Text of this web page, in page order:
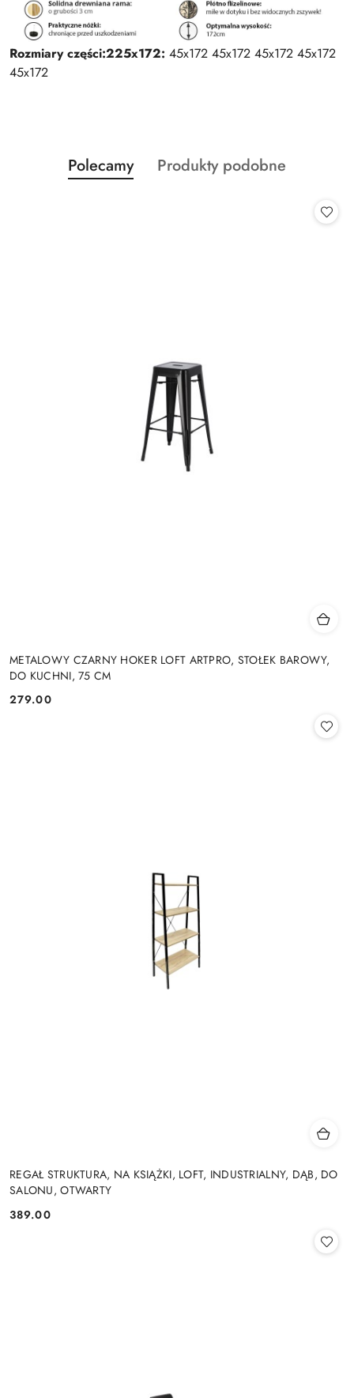
Rozmiary części:225x172: 45x172 45x172 45x172 45x172
45x172
Pomiń karuzelę produktów
Produkty
o
Polecamy
Produkty
Produkty podobne
METALOWY CZARNY HOKER LOFT ARTPRO, STOŁEK BAROWY,
DO KUCHNI, 75 CM
Cena:
279.00
REGAŁ STRUKTURA, NA KSIĄŻKI, LOFT, INDUSTRIALNY, DĄB, DO
SALONU, OTWARTY
Cena:
389.00